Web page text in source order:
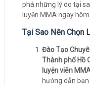
phá những lý do tại
luyện MMA ngay hôm
Tại Sao Nên Chọn
Đào Tạo
Thành phố Hồ
luyện viên
hướng dẫn